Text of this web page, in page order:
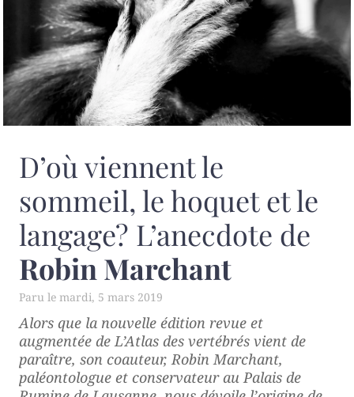
D’où viennent le
sommeil, le hoquet et le
langage? L’anecdote de
Robin Marchant
mardi, 5 mars 2019
Alors que la nouvelle édition revue et
augmentée deL’Atlas des vertébrés vient de
paraître, son coauteur, Robin Marchant,
paléontologue et conservateur au Palais de